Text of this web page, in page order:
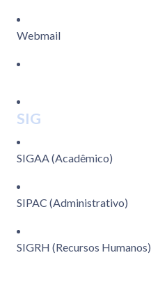
Webmail
SIG
SIGAA (Acadêmico)
SIPAC (Administrativo)
SIGRH (Recursos Humanos)